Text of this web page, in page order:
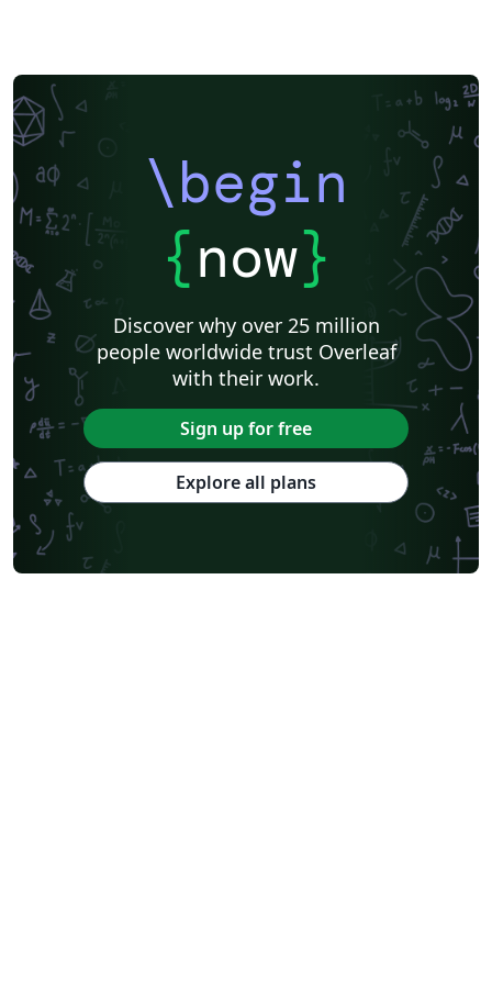
\begin
{now}
Discover why over 25 million
people worldwide trust Overleaf
with their work.
Sign up for free
Explore all plans